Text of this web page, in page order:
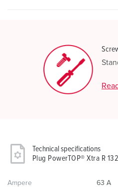
Technical specifications
Plug PowerTOP® Xtra R
Ampere 63 A